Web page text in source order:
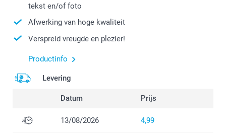
tekst en/of foto
Afwerking van hoge kwaliteit
Verspreid vreugde en plezier!
Productinfo
Levering
Datum Prijs
13/08/2026 4,99